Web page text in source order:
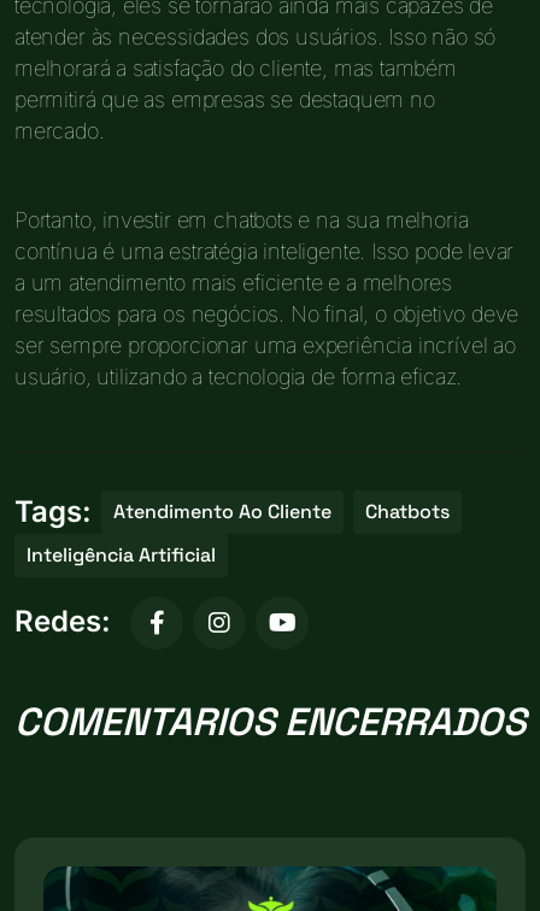
atender às necessidades dos usuários. Isso não só
melhorará a satisfação do cliente, mas também
permitirá que as empresas se destaquem no
mercado.
Portanto, investir em chatbots e na sua melhoria
contínua é uma estratégia inteligente. Isso pode levar
a um atendimento mais eficiente e a melhores
resultados para os negócios. No final, o objetivo deve
ser sempre proporcionar uma experiência incrível ao
usuário, utilizando a tecnologia de forma eficaz.
Tags: Atendimento Ao Cliente
Chatbots
Inteligência Artificial
Redes:
COMENTARIOS ENCERRADOS